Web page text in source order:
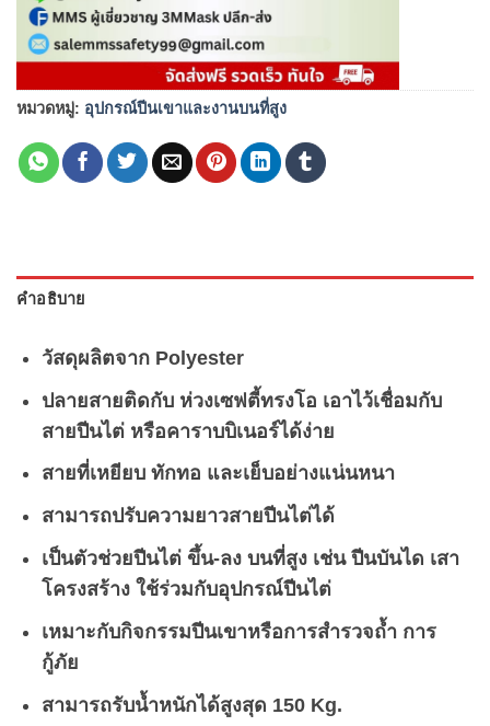
หมวดหมู่: อุปกรณ์ปีนเขาและงานบนที่สูง
คำอธิบาย
วัสดุผลิตจาก Polyester
ปลายสายติดกับ ห่วงเซฟตี้ทรงโอ เอาไว้เชื่อมกับ
สายปีนไต่ หรือคาราบบิเนอร์ได้ง่าย
สายที่เหยียบ ทักทอ และเย็บอย่างแน่นหนา
สามารถปรับความยาวสายปีนไต่ได้
เป็นตัวช่วยปีนไต่ ขึ้น-ลง บนที่สูง เช่น ปีนบันได เสา
โครงสร้าง ใช้ร่วมกับอุปกรณ์ปีนไต่
เหมาะกับกิจกรรมปีนเขาหรือการสำรวจถ้ำ การ
กู้ภัย
สามารถรับน้ำหนักได้สูงสุด 150 Kg.